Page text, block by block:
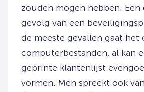
zouden mogen hebben. Een
gevolg van een
de meeste gevallen gaat
computerbestanden, al kan
geprinte klantenlijst
vormen. Men spreekt ook